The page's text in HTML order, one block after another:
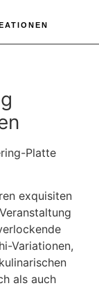
Platte
exquisiten
Variationen,
als auch